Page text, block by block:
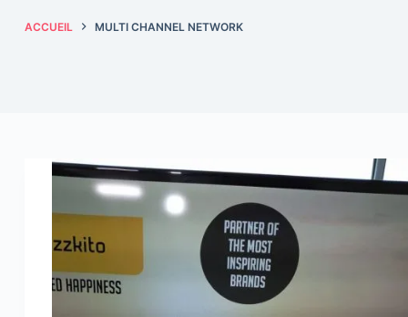
ACCUEIL MULTI CHANNEL NETWORK